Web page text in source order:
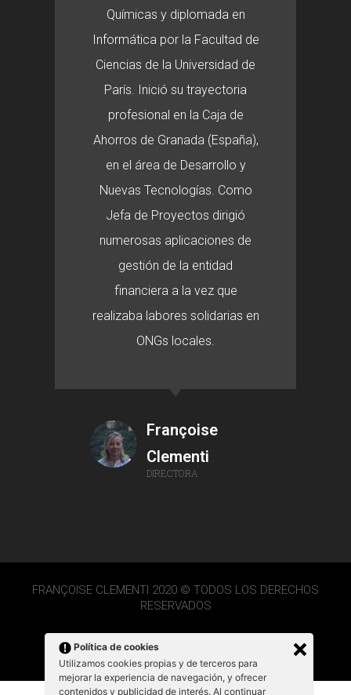
Política de cookies
Utilizamos cookies propias y de terceros para
mejorar la experiencia de navegación, y ofrecer
contenidos y publicidad de interés. Al continuar
Químicas y diplomada en
Informática por la Facultad de
Ciencias de la Universidad de
París. Inició su trayectoria
profesional en la Caja de
Ahorros de Granada (España),
en el área de Desarrollo y
Nuevas Tecnologías. Como
Jefa de Proyectos dirigió
numerosas aplicaciones de
gestión de la entidad
financiera a la vez que
realizaba labores solidarias en
ONGs locales.
Françoise
Clementi
DIRECTORA
FRANÇOISE CLEMENTI 2020 © TODOS LOS DERECHOS
RESERVADOS